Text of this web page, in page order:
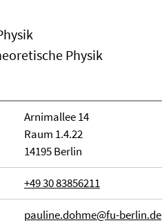
Physik
Arnimallee 14
Raum 1.4.22
14195 Berlin
+49 30 83856211
pauline.dohme@fu-berlin.de